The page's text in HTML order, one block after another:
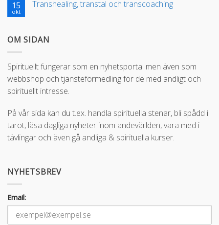
15
okt
Transhealing, transtal och transcoaching
OM SIDAN
Spirituellt fungerar som en nyhetsportal men även som
webbshop och tjänsteförmedling för de med andligt och
spirituellt intresse.
På vår sida kan du t.ex. handla spirituella stenar, bli spådd i
tarot, läsa dagliga nyheter inom andevärlden, vara med i
tävlingar och även gå andliga & spirituella kurser.
NYHETSBREV
Email: